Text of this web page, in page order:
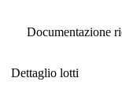
Documentazione
Dettaglio lotti